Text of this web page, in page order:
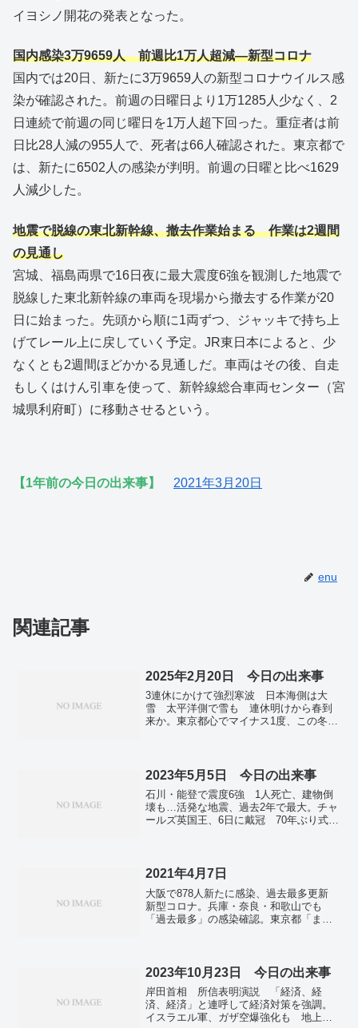
イヨシノ開花の発表となった。
国内感染3万9659人 前週比1万人超減―新型コロナ
国内では20日、新たに3万9659人の新型コロナウイルス感
染が確認された。前週の日曜日より1万1285人少なく、2
日連続で前週の同じ曜日を1万人超下回った。重症者は前
日比28人減の955人で、死者は66人確認された。東京都で
は、新たに6502人の感染が判明。前週の日曜と比べ1629
人減少した。
地震で脱線の東北新幹線、撤去作業始まる 作業は2週間
の見通し
宮城、福島両県で16日夜に最大震度6強を観測した地震で
脱線した東北新幹線の車両を現場から撤去する作業が20
日に始まった。先頭から順に1両ずつ、ジャッキで持ち上
げてレール上に戻していく予定。JR東日本によると、少
なくとも2週間ほどかかる見通しだ。車両はその後、自走
もしくはけん引車を使って、新幹線総合車両センター（宮
城県利府町）に移動させるという。
【1年前の今日の出来事】 2021年3月20日
enu
関連記事
2025年2月20日 今日の出来事
3連休にかけて強烈寒波 日本海側は大
雪 太平洋側で雪も 連休明けから春到
来か。東京都心でマイナス1度、この冬い
京市場。トランプ氏、不支持が支持逆
転 「プーチン氏信用せず」８１％…米
世論調査。トランプ氏、ウクライナ大統
領は「独裁者」 「選挙拒否」「支持率
低い」と批判。昨年の処刑、イランで過
2023年5月5日 今日の出来事
石川・能登で震度6強 1人死亡、建物倒
壊も…活発な地震、過去2年で最大。チャ
ールズ英国王、6日に戴冠 70年ぶり式
機動隊員が拳銃自殺か…同僚が発砲音聞
波被害の宮城・東松島。「朝鮮通信使祭
り」釜山で開幕 4年ぶりに通常規模。ワ
グネル、10日にバフムト戦線離脱 「弾
2021年4月7日
大阪で878人新たに感染、過去最多更新
新型コロナ。兵庫・奈良・和歌山でも
「過去最多」の感染確認。東京都「まん
日中に判断」 首相表明、関係閣僚会議
開催へ。全漁連会長、原発の処理水の海
洋放出「絶対反対」。柏崎刈羽原発の改
善命令「弁明の余地ない」 東電が受け
入れ表明。生活保護申請、1月は7%増 2
2023年10月23日 今日の出来事
岸田首相 所信表明演説 「経済、経
済、経済」と連呼して経済対策を強調。
イスラエル軍、ガザ空爆強化も 地上戦